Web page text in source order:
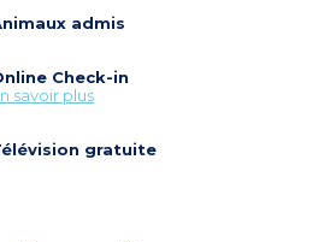
admis
Check-in
savoir plus
gratuite